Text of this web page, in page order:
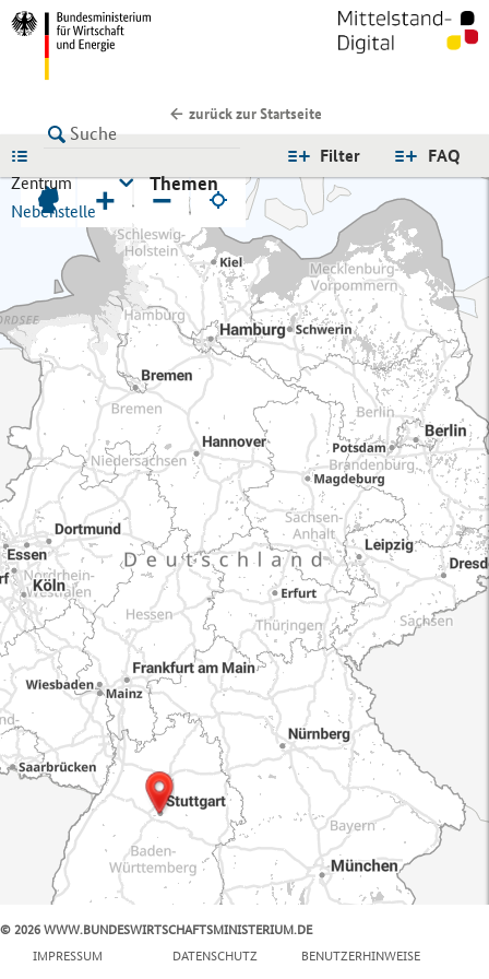
zurück zur Startseite
FAQ
Filter
Zentrum
Nebenstelle
Themen
+ −
© 2026 WWW.BUNDESWIRTSCHAFTSMINISTERIUM.DE
IMPRESSUM
DATENSCHUTZ BENUTZERHINWEISE